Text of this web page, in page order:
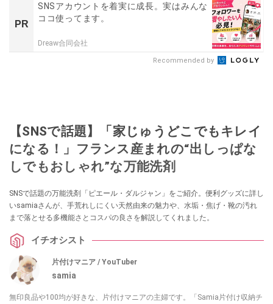
PR
SNSアカウントを着実に成長。実はみんな
ココ使ってます。
Dreaw合同会社
Recommended by
【SNSで話題】「家じゅうどこでもキレイ
になる！」フランス産まれの“出しっぱな
しでもおしゃれ”な万能洗剤
SNSで話題の万能洗剤「ピエール・ダルジャン」をご紹介。便利グッズに詳し
いsamiaさんが、手荒れしにくい天然由来の魅力や、水垢・焦げ・靴の汚れ
まで落とせる多機能さとコスパの良さを解説してくれました。
イチオシスト
片付けマニア / YouTuber
samia
無印良品や100均が好きな、片付けマニアの主婦です。「Samia片付け収納チ